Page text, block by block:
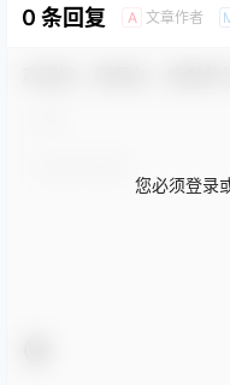
0 条回复 A 文章作者
您必须登录